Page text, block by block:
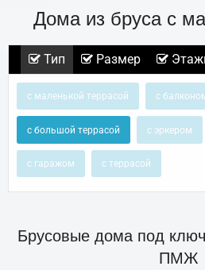
Дома из бруса с
Тип Размер
с маленькой террасой с
с большой террасой с эркером
с гаражом с террасой
Брусовые дома под
ПМЖ